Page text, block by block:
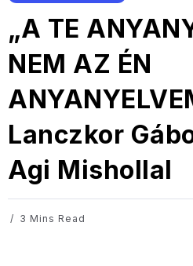
„A TE
NEM AZ ÉN
Lanczkor
Agi Mishollal
3 Mins Read